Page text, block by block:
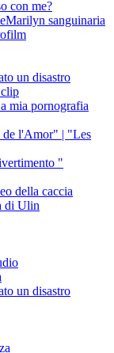
con me?
Marilyn sanguinaria
un disastro
mia pornografia
de l'Amor" | "Les
"
della caccia
di Ulin
un disastro